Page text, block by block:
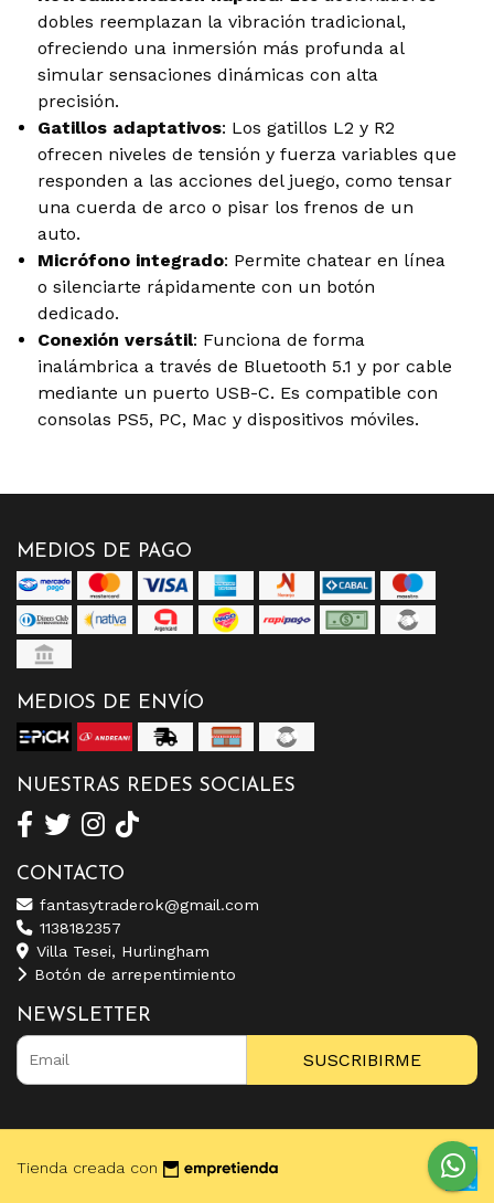
dobles reemplazan la vibración tradicional,
ofreciendo una inmersión más profunda al
simular sensaciones dinámicas con alta
precisión.
Gatillos adaptativos: Los gatillos L2 y R2
ofrecen niveles de tensión y fuerza variables que
responden a las acciones del juego, como tensar
una cuerda de arco o pisar los frenos de un
auto.
Micrófono integrado: Permite chatear en línea
o silenciarte rápidamente con un botón
dedicado.
Conexión versátil: Funciona de forma
inalámbrica a través de Bluetooth 5.1 y por cable
mediante un puerto USB-C. Es compatible con
consolas PS5, PC, Mac y dispositivos móviles.
MEDIOS DE PAGO
MEDIOS DE ENVÍO
NUESTRAS REDES SOCIALES
CONTACTO
fantasytraderok@gmail.com
1138182357
Villa Tesei, Hurlingham
Botón de arrepentimiento
NEWSLETTER
SUSCRIBIRME
Tienda creada con